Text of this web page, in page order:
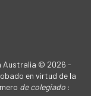
Australia © 2026 -
en virtud de la
de colegiado :